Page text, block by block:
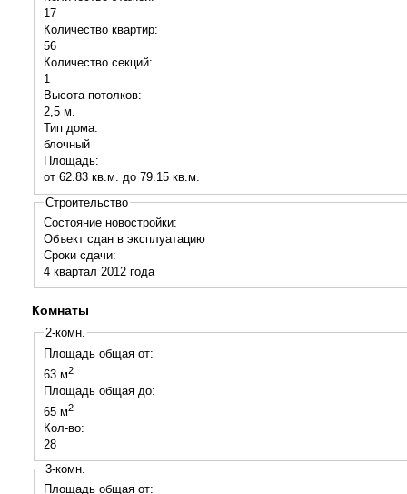
17
Количество квартир:
56
Количество секций:
1
Высота потолков:
2,5 м.
Тип дома:
блочный
Площадь:
от 62.83 кв.м. до 79.15 кв.м.
Строительство
Состояние новостройки:
Объект сдан в эксплуатацию
Сроки сдачи:
4 квартал 2012года
Комнаты
2-комн.
Площадь общая от:
63 м2
Площадь общая до:
65 м2
Кол-во:
28
3-комн.
Площадь общая от: